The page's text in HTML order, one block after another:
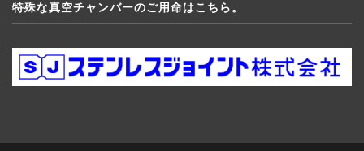
特殊な真空チャンバーのご用命はこちら。